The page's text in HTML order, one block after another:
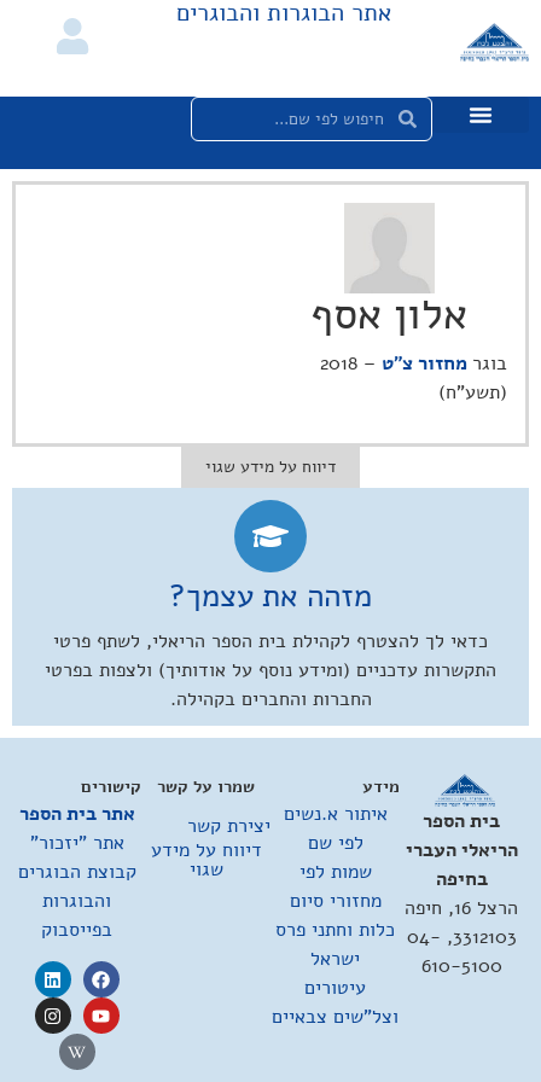
אתר הבוגרות והבוגרים
אלון אסף
בוגר מחזור צ"ט
– 2018
(תשע"ח)
דיווח על מידע שגוי
מזהה את עצמך?
כדאי לך להצטרף לקהילת בית הספר הריאלי, לשתף פרטי
התקשרות עדכניים (ומידע נוסף על אודותיך) ולצפות בפרטי
החברות והחברים בקהילה.
בית הספר
הריאלי העברי
בחיפה
הרצל 16, חיפה
3312103, 04-
610-5100
מידע
איתור א.נשים
לפי שם
שמות לפי
מחזורי סיום
כלות וחתני פרס
ישראל
עיטורים
וצל"שים צבאיים
קישורים
אתר בית הספר
אתר "יזכור"
קבוצת הבוגרים
והבוגרות
בפייסבוק
שמרו על קשר
יצירת קשר
דיווח על מידע
שגוי